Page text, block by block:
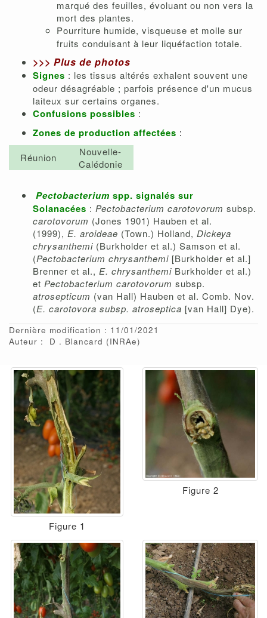
marqué des feuilles, évoluant ou non vers la
mort des plantes.
Pourriture humide, visqueuse et molle sur
fruits conduisant à leur liquéfaction totale.
>>> Plus de photos
Signes : les tissus altérés exhalent souvent une
odeur désagréable ; parfois présence d'un mucus
laiteux sur certains organes.
Confusions possibles :
Zones de production affectées :
Réunion
Nouvelle-
Calédonie
Pectobacterium spp. signalés sur
Solanacées : Pectobacterium carotovorum subsp.
carotovorum (Jones 1901) Hauben et al.
(1999), E. aroideae (Town.) Holland, Dickeya
chrysanthemi (Burkholder et al.) Samson et al.
(Pectobacterium chrysanthemi [Burkholder et al.]
Brenner et al., E. chrysanthemi Burkholder et al.)
et Pectobacterium carotovorum subsp.
atrosepticum (van Hall) Hauben et al. Comb. Nov.
(E. carotovora subsp. atroseptica [van Hall] Dye).
Dernière modification : 11/01/2021
Auteur :
D Blancard (INRAe)
Figure 1
Figure 2